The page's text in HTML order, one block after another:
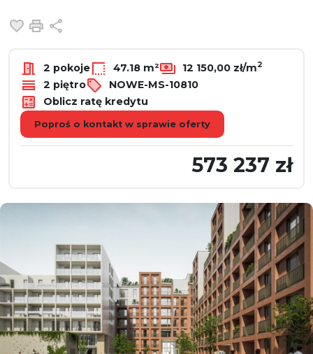
Dodaj do ulubionych
Drukuj
2 pokoje 47.18 m² 12 150,00 zł/m2
2 piętro
NOWE-MS-10810
Oblicz ratę kredytu
Poproś o kontakt w sprawie oferty
573 237 zł